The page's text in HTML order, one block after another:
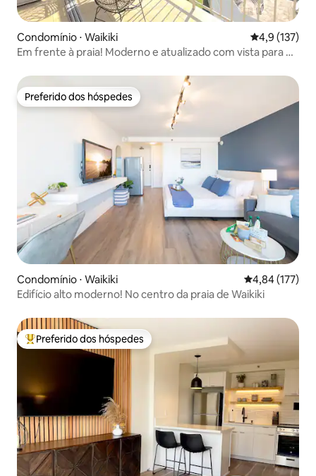
Condomínio ⋅ Waikiki 4,9 de uma
4,9 (137)
Em frente à praia! Moderno e atualizado com vista para o
Preferido dos hóspedes
Preferido dos hóspedes
Condomínio ⋅ Waikiki 4,84 de uma
4,84 (177)
Edifício alto moderno! No centro da praia de Waikiki
Entre os melhores preferidos dos hóspedes
Preferido dos hóspedes